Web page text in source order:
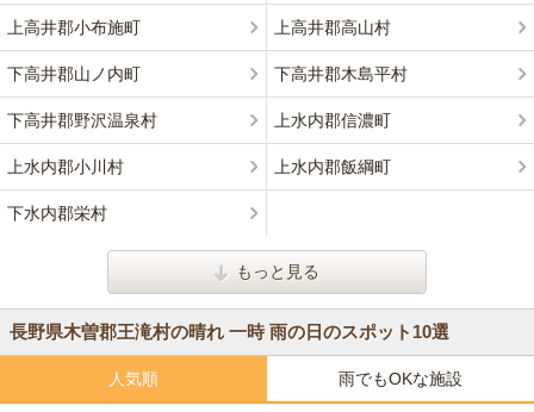
上高井郡小布施町 上高井郡高山村
下高井郡山ノ内町 下高井郡木島平村
下高井郡野沢温泉村 上水内郡信濃町
上水内郡小川村 上水内郡飯綱町
下水内郡栄村
もっと見る
長野県木曽郡王滝村の晴れ 一時 雨の日のスポット10選
人気順 雨でもOKな施設